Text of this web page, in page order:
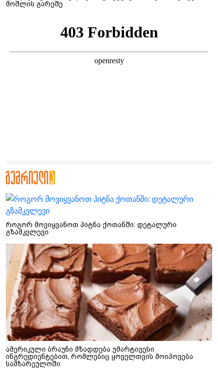
მოშლის გარეშე
როგორ მოვიყვანოთ პიტნა ქოთანში: დეტალური
გზამკვლევი
ამერიკული ბრაუნი მზადდება უმარტივესი
ინგრედიენტებით, რომლებიც ყოველთვის მოიპოვება
სამზარეულოში